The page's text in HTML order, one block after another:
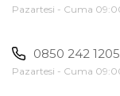
Pazartesi - Cuma
0850 242 1205
Pazartesi - Cuma